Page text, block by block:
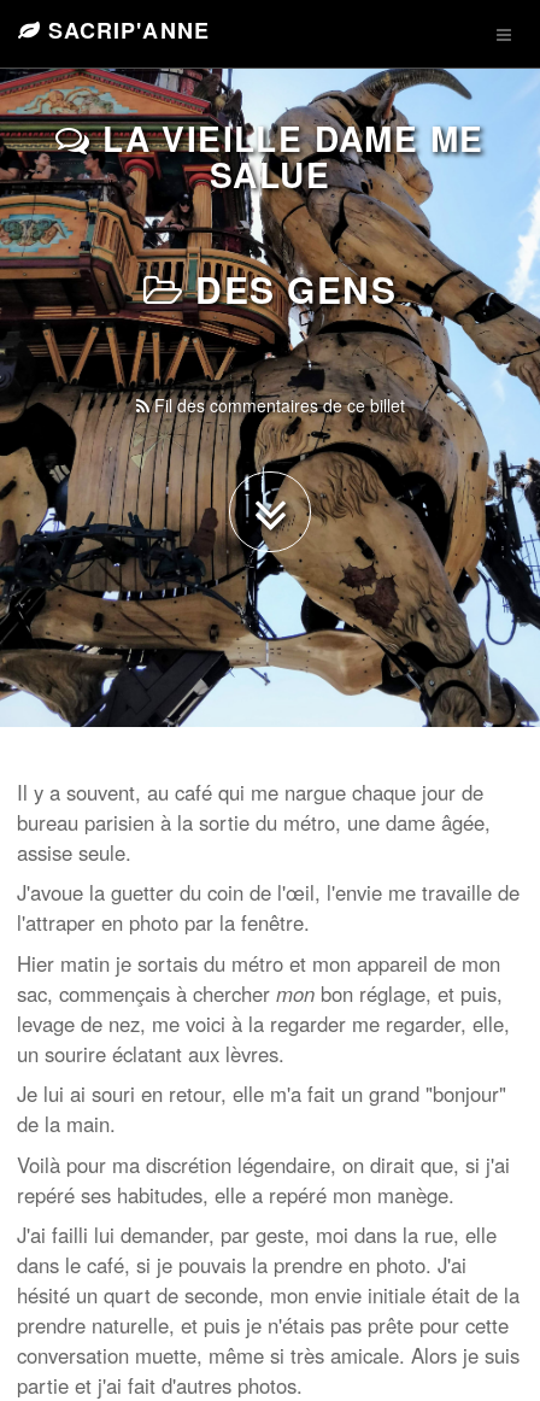
SACRIP'ANNE
LA VIEILLE DAME ME
SALUE
DES GENS
Fil des commentaires de ce billet
Il y a souvent, au café qui me nargue chaque jour de
bureau parisien à la sortie du métro, une dame âgée,
assise seule.
J'avoue la guetter du coin de l'œil, l'envie me travaille de
l'attraper en photo par la fenêtre.
Hier matin je sortais du métro et mon appareil de mon
sac, commençais à chercher mon bon réglage, et puis,
levage de nez, me voici à la regarder me regarder, elle,
un sourire éclatant aux lèvres.
Je lui ai souri en retour, elle m'a fait un grand "bonjour"
de la main.
Voilà pour ma discrétion légendaire, on dirait que, si j'ai
repéré ses habitudes, elle a repéré mon manège.
J'ai failli lui demander, par geste, moi dans la rue, elle
dans le café, si je pouvais la prendre en photo. J'ai
hésité un quart de seconde, mon envie initiale était de la
prendre naturelle, et puis je n'étais pas prête pour cette
conversation muette, même si très amicale. Alors je suis
partie et j'ai fait d'autres photos.